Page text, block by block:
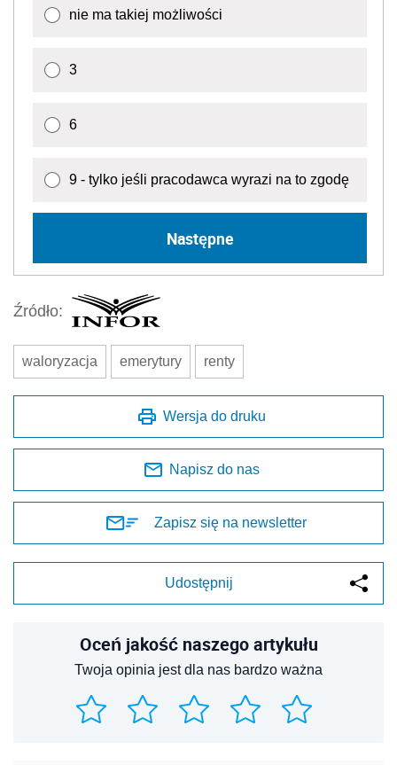
nie ma takiej możliwości
3
6
9 - tylko jeśli pracodawca wyrazi na to zgodę
Następne
Źródło:
waloryzacja emerytury renty
Wersja do druku
Napisz do nas
Zapisz się na newsletter
Udostępnij
Oceń jakość naszego artykułu
Twoja opinia jest dla nas bardzo ważna